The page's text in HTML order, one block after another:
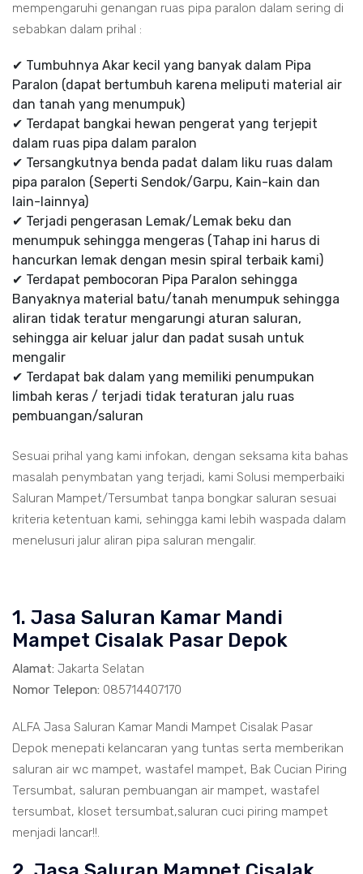
mempengaruhi genangan ruas pipa paralon dalam sering di
sebabkan dalam prihal :
✔ Tumbuhnya Akar kecil yang banyak dalam Pipa
Paralon (dapat bertumbuh karena meliputi material air
dan tanah yang menumpuk)
✔ Terdapat bangkai hewan pengerat yang terjepit
dalam ruas pipa dalam paralon
✔ Tersangkutnya benda padat dalam liku ruas dalam
pipa paralon (Seperti Sendok/Garpu, Kain-kain dan
lain-lainnya)
✔ Terjadi pengerasan Lemak/Lemak beku dan
menumpuk sehingga mengeras (Tahap ini harus di
hancurkan lemak dengan mesin spiral terbaik kami)
✔ Terdapat pembocoran Pipa Paralon sehingga
Banyaknya material batu/tanah menumpuk sehingga
aliran tidak teratur mengarungi aturan saluran,
sehingga air keluar jalur dan padat susah untuk
mengalir
✔ Terdapat bak dalam yang memiliki penumpukan
limbah keras / terjadi tidak teraturan jalu ruas
pembuangan/saluran
Sesuai prihal yang kami infokan, dengan seksama kita bahas
masalah penymbatan yang terjadi, kami Solusi memperbaiki
Saluran Mampet/Tersumbat tanpa bongkar saluran sesuai
kriteria ketentuan kami, sehingga kami lebih waspada dalam
menelusuri jalur aliran pipa saluran mengalir.
1. Jasa Saluran Kamar Mandi
Mampet Cisalak Pasar Depok
Alamat: Jakarta Selatan
Nomor Telepon: 085714407170
ALFA Jasa Saluran Kamar Mandi Mampet Cisalak Pasar
Depok menepati kelancaran yang tuntas serta memberikan
saluran air wc mampet, wastafel mampet, Bak Cucian Piring
Tersumbat, saluran pembuangan air mampet, wastafel
tersumbat, kloset tersumbat,saluran cuci piring mampet
menjadi lancar!!.